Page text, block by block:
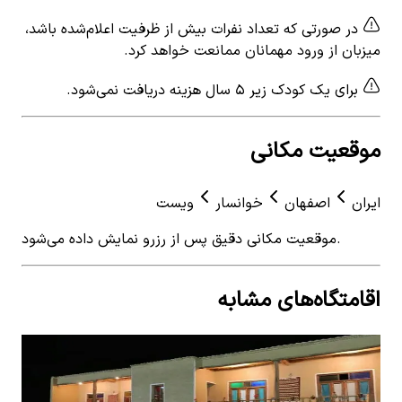
در صورتی که تعداد نفرات بیش از ظرفیت اعلام‌شده باشد،
میزبان از ورود مهمانان ممانعت خواهد کرد.
برای یک کودک زیر ۵ سال هزینه دریافت نمی‌شود.
موقعیت مکانی
ایران اصفهان خوانسار
ویست
موقعیت مکانی دقیق پس از رزرو نمایش داده می‌شود.
اقامتگاه‌های مشابه
View details for
متری